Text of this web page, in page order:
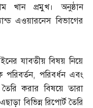
খান প্রমুখ। অনুষ্ঠান
এওয়ারনেস বিভাগের
যাবতীয় বিষয় নিয়ে
, পরিবর্ধন এবং
করার বিষয়ে তারা
বিভিন্ন রিপোর্ট তৈরি